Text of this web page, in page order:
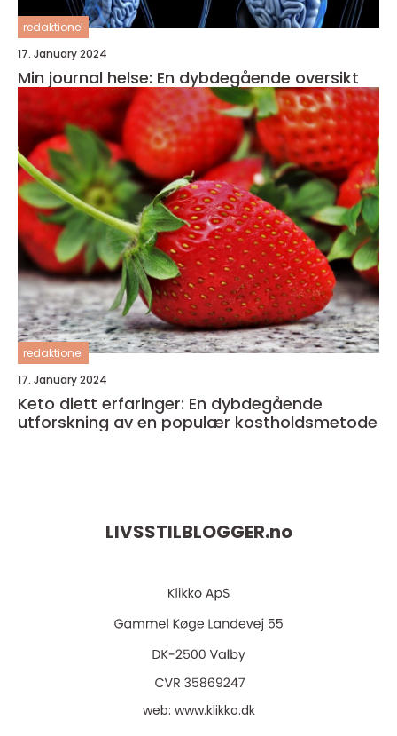
redaktionel
17. January 2024
Min journal helse: En dybdegående oversikt
redaktionel
17. January 2024
Keto diett erfaringer: En dybdegående
utforskning av en populær kostholdsmetode
LIVSSTILBLOGGER.no
web: www.klikko.dk